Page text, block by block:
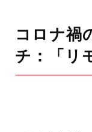
コロナ禍
チ：「リ